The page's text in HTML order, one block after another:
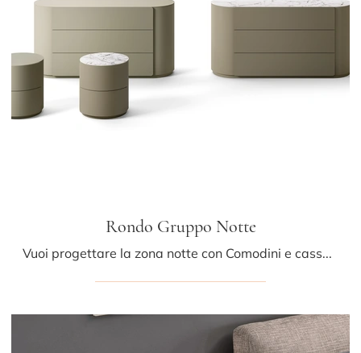
Rondo Gruppo Notte
Vuoi progettare la zona notte con Comodini e cassettiere di Sangiacomo? Eccoti il modello Rondo Gruppo Notte in laccato opaco per spazi design.